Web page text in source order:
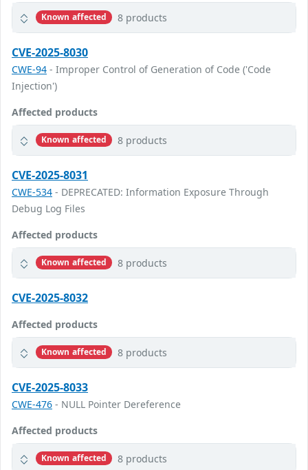
Known affected 8 products
CVE-2025-8030
CWE-94 - Improper Control of Generation of Code ('Code
Injection')
Affected products
Known affected 8 products
CVE-2025-8031
CWE-534 - DEPRECATED: Information Exposure Through
Debug Log Files
Affected products
Known affected 8 products
CVE-2025-8032
Affected products
Known affected 8 products
CVE-2025-8033
CWE-476 - NULL Pointer Dereference
Affected products
Known affected 8 products